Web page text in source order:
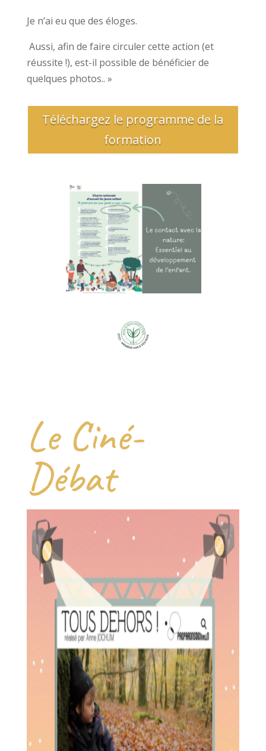
Je n’ai eu que des éloges.
Aussi, afin de faire circuler cette action (et
réussite !), est-il possible de bénéficier de
quelques photos.. »
Téléchargez le programme de la
formation
Le Ciné-
Débat